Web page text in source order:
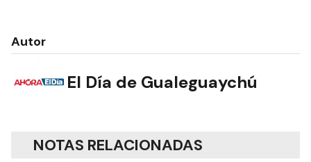
Autor
El Día de Gualeguaychú
NOTAS RELACIONADAS